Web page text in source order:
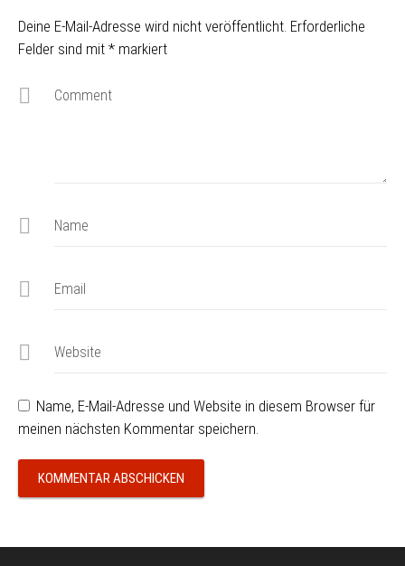
Deine E-Mail-Adresse wird nicht veröffentlicht. Erforderliche
Felder sind mit * markiert
Comment
Name
Email
Website
Name, E-Mail-Adresse und Website in diesem Browser für
meinen nächsten Kommentar speichern.